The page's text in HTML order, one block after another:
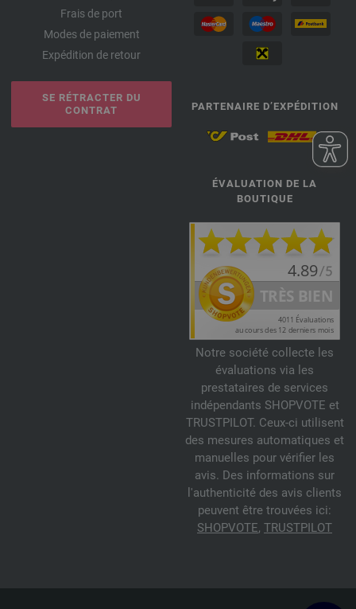
Frais de port
Modes de paiement
Expédition de retour
SE RÉTRACTER DU
CONTRAT
PARTENAIRE D’EXPÉDITION
ÉVALUATION DE LA
BOUTIQUE
Notre société collecte les
évaluations via les
prestataires de services
indépendants SHOPVOTE et
TRUSTPILOT. Ceux-ci utilisent
des mesures automatiques et
manuelles pour vérifier les
avis. Des informations sur
l'authenticité des avis clients
peuvent être trouvées ici:
SHOPVOTE, TRUSTPILOT